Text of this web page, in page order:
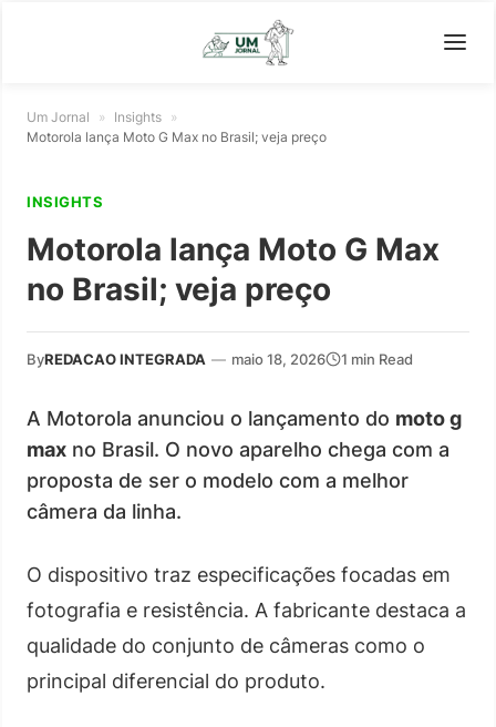
Um Jornal » Insights »
Motorola lança Moto G Max no Brasil; veja preço
INSIGHTS
Motorola lança Moto G Max
no Brasil; veja preço
ByREDACAO INTEGRADA — maio 18, 2026 1 min Read
A Motorola anunciou o lançamento do moto g
max no Brasil. O novo aparelho chega com a
proposta de ser o modelo com a melhor
câmera da linha.
O dispositivo traz especificações focadas em
fotografia e resistência. A fabricante destaca a
qualidade do conjunto de câmeras como o
principal diferencial do produto.